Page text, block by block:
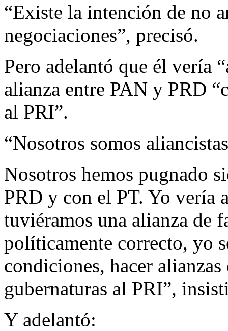
“Existe la intención de no
negociaciones”, precisó.
Pero adelantó que él vería
alianza entre PAN y PRD
al PRI”.
“Nosotros somos
Nosotros hemos pugnado
PRD y con el PT. Yo vería
tuviéramos una alianza de
políticamente correcto, yo
condiciones, hacer
gubernaturas al PRI”,
Y adelantó: